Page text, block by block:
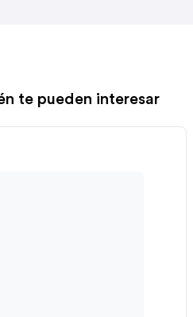
te pueden interesar